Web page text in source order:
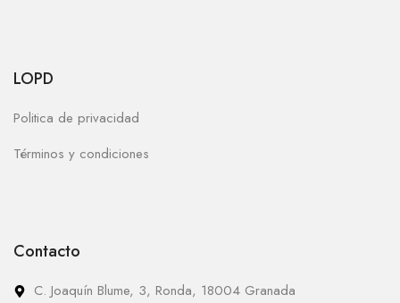
LOPD
Politica de privacidad
Términos y condiciones
Contacto
C. Joaquín Blume, 3, Ronda, 18004 Granada